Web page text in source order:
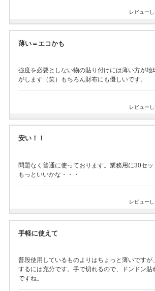
レビュー
薄い＝エコかも
強度を必要としない物の貼り付けには薄い方が地
がします（笑）もちろん財布にも優しいです。
レビュー
安い！！
問題なく普通に使っております。業務用に30セッ
もっといいかな・・・
レビュー
手軽に使えて
普段使用しているものよりはちょっと薄いですが
するには充分です。手で切れるので、ドンドン貼
ですね。